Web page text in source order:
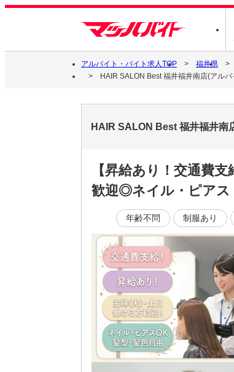
アルバイト・バイト求人TOP 福井県
HAIR SALON Best 福井福井南店(アル
HAIR SALON Best 福井福井南
【昇給あり！交通費
歓迎◎ネイル・ピアス
年齢不問 制服あり